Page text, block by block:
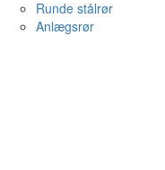
Runde stålrør
Anlægsrør